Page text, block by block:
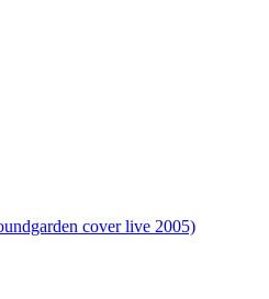
cover live 2005)